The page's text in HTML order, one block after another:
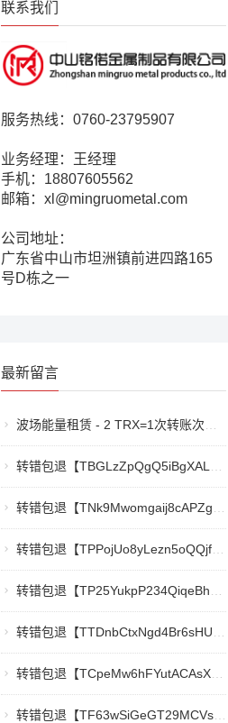
联系我们
服务热线：0760-23795907
业务经理：王经理
手机：18807605562
邮箱：xl@mingruometal.com
公司地址：
广东省中山市坦洲镇前进四路165
号D栋之一
最新留言
波场能量租赁 - 2 TRX=1次转账次数 直接节省80%!无视对方有没有U或者是否交易所,低于 2 TRX的都是钓鱼的骗子- 复制地址【THXfhfV6ThhYzt7d8mm4KL3dE5LWBbwb3s】转 2 TRX即可0手续费转账!TG机器人: @jzzTRXbot 官网: https://jzztrx.com
转错包退【TBGLzZpQgQ5iBgXALSFLTY1USFGgDAwdFQ】客服TeleGram:【@TrxEm】
转错包退【TNk9Mwomgaij8cAPZgnkZzR1TrYEkCt3nt】客服TeleGram:【@TrxEm】
转错包退【TPPojUo8yLezn5oQQjffqH2cKTCb9oTm8Y】客服TeleGram:【@TrxEm】
转错包退【TP25YukpP234QiqeBhgnmga3NXXmCSY22R】客服TeleGram:【@TrxEm】
转错包退【TTDnbCtxNgd4Br6sHUJ1qnw1mHQywZfbgD】客服TeleGram:【@TrxEm】
转错包退【TCpeMw6hFYutACAsXkX3UvyCUjec17MoLF】客服TeleGram:【@TrxEm】
转错包退【TF63wSiGeGT29MCVswWQ5eAr6xD9LkQBPm】客服TeleGram:【@TrxEm】